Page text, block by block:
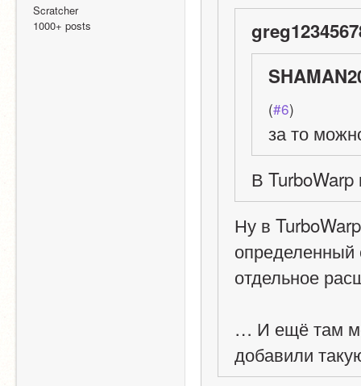
Scratcher
1000+ posts
(#6)
за то
В
Ну в
определенный
отдельное
… И ещё там
добавили